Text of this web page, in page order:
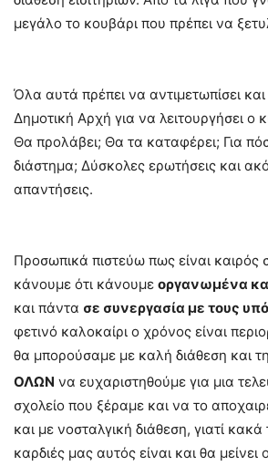
μεγάλο το κουβάρι που πρέπει να
Όλα αυτά πρέπει να αντιμετωπίσει και
Δημοτική Αρχή για να λειτουργήσει ο
Θα προλάβει; Θα τα καταφέρει; Για
διάστημα; Δύσκολες ερωτήσεις και
απαντήσεις.
Προσωπικά πιστεύω πως είναι καιρός
κάνουμε ότι κάνουμε οργανωμένα
και πάντα σε συνεργασία με τους
φετινό καλοκαίρι ο χρόνος είναι
θα μπορούσαμε με καλή διάθεση και
ΟΛΩΝ να ευχαριστηθούμε για μια
σχολείο που ξέραμε και να το
και με νοσταλγική διάθεση, γιατί
καρδιές μας αυτός είναι και θα μείνει